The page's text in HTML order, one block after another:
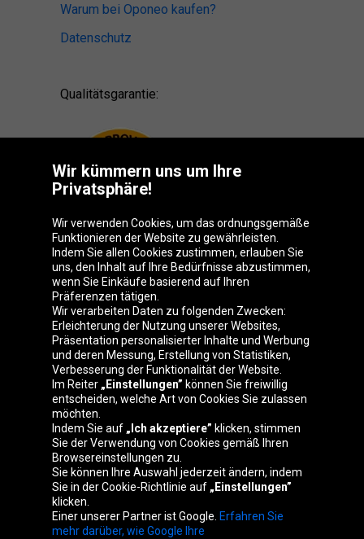
Warum bei Oponeo kaufen?
Datenschutz
Qualitätsgarantie:
Oponeo-Gruppe
Belgique
Česká
republika
Deutschland Éire
España France Italia Magyarország
Nederland Polska
Slovenská
republika
United
Wir kümmern uns um Ihre
Privatsphäre!
Wir verwenden Cookies, um das ordnungsgemäße
Funktionieren der Website zu gewährleisten.
Indem Sie allen Cookies zustimmen, erlauben Sie
uns, den Inhalt auf Ihre Bedürfnisse abzustimmen,
wenn Sie Einkäufe basierend auf Ihren
Präferenzen tätigen.
Wir verarbeiten Daten zu folgenden Zwecken:
Erleichterung der Nutzung unserer Websites,
Präsentation personalisierter Inhalte und Werbung
und deren Messung, Erstellung von Statistiken,
Verbesserung der Funktionalität der Website.
Im Reiter „Einstellungen” können Sie freiwillig
entscheiden, welche Art von Cookies Sie zulassen
möchten.
Indem Sie auf „Ich akzeptiere” klicken, stimmen
Sie der Verwendung von Cookies gemäß Ihren
Browsereinstellungen zu.
Sie können Ihre Auswahl jederzeit ändern, indem
Sie in der Cookie-Richtlinie auf „Einstellungen”
klicken.
Einer unserer Partner ist Google. Erfahren Sie
mehr darüber, wie Google Ihre